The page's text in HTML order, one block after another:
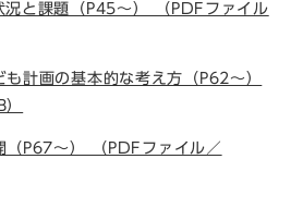
況と課題（P45～） （PDFファイル
計画の基本的な考え方（P62～）
（P67～） （PDFファイル／